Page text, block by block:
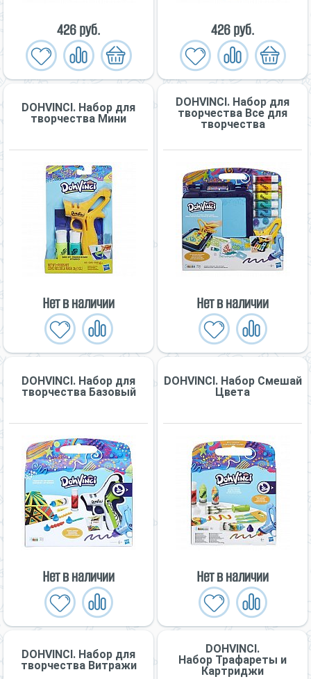
426 руб. 426 руб.
DOHVINCI. Набор для
творчества Мини
Нет в наличии
DOHVINCI. Набор для
творчества Все для
творчества
Нет в наличии
DOHVINCI. Набор для
творчества Базовый
Нет в наличии
DOHVINCI. Набор Смешай
Цвета
Нет в наличии
DOHVINCI. Набор для
творчества Витражи
DOHVINCI.
Набор Трафареты и
Картриджи